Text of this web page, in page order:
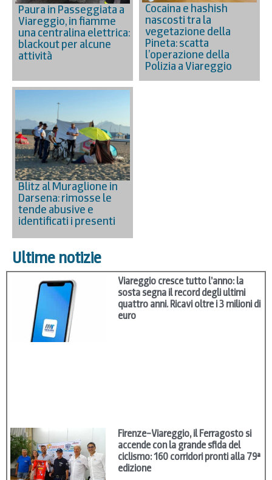
Paura in Passeggiata a
Viareggio, in fiamme
una centralina elettrica:
blackout per alcune
attività
Cocaina e hashish
nascosti tra la
vegetazione della
Pineta: scatta
l’operazione della
Polizia a Viareggio
Blitz al Muraglione in
Darsena: rimosse le
tende abusive e
identificati i presenti
Ultime notizie
Viareggio cresce tutto l’anno: la
sosta segna il record degli ultimi
quattro anni. Ricavi oltre i 3 milioni di
euro
Firenze–Viareggio, il Ferragosto si
accende con la grande sfida del
ciclismo: 160 corridori pronti alla 79ª
edizione